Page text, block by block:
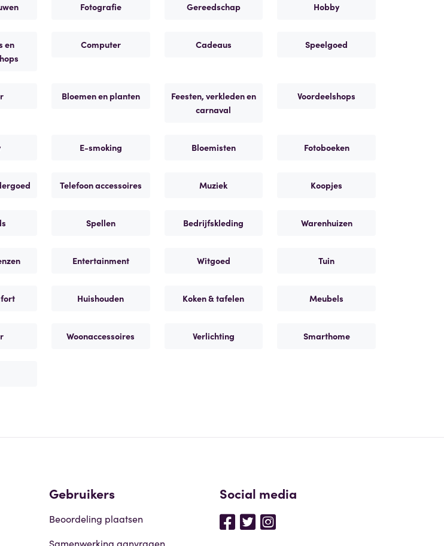
Fotografie Gereedschap Hobby
en
Computer Cadeaus Speelgoed
Bloemen en planten
Feesten, verkleden en
carnaval
Voordeelshops
E-smoking Bloemisten Fotoboeken
Telefoon accessoires Muziek Koopjes
Spellen Bedrijfskleding Warenhuizen
Entertainment Witgoed Tuin
Huishouden Koken & tafelen Meubels
Woonaccessoires Verlichting Smarthome
Gebruikers
Beoordeling plaatsen
Samenwerking aanvragen
Social media